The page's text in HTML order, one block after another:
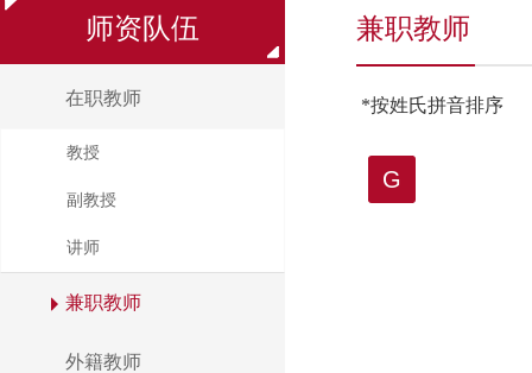
师资队伍
在职教师
教授
副教授
讲师
兼职教师
外籍教师
兼职教师
*按姓氏拼音排序
G